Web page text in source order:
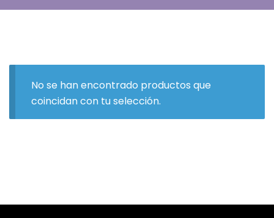
No se han encontrado productos que
coincidan con tu selección.